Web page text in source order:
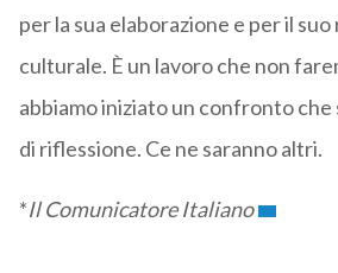
per la sua elaborazione e per il
culturale. È un lavoro che non
abbiamo iniziato un confronto
di riflessione. Ce ne saranno altri.
*Il Comunicatore Italiano